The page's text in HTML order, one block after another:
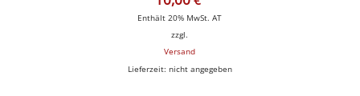
Enthält 20% MwSt. AT
zzgl.
Versand
Lieferzeit: nicht angegeben